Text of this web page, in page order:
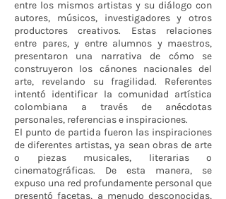
entre los mismos artistas y su diálogo con
autores, músicos, investigadores y otros
productores creativos. Estas relaciones
entre pares, y entre alumnos y maestros,
presentaron una narrativa de cómo se
construyeron los cánones nacionales del
arte, revelando su fragilidad. Referentes
intentó identificar la comunidad artística
colombiana a través de anécdotas
personales, referencias e inspiraciones.
El punto de partida fueron las inspiraciones
de diferentes artistas, ya sean obras de arte
o piezas musicales, literarias o
cinematográficas. De esta manera, se
expuso una red profundamente personal que
presentó facetas, a menudo desconocidas,